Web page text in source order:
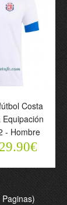
Costa
Hombre
Costa
Equipación
- Hombre
29.90€